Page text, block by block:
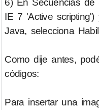
6) En Secuencias de
IE 7 'Active
Java, selecciona
Como dije antes,
códigos:
Para insertar una